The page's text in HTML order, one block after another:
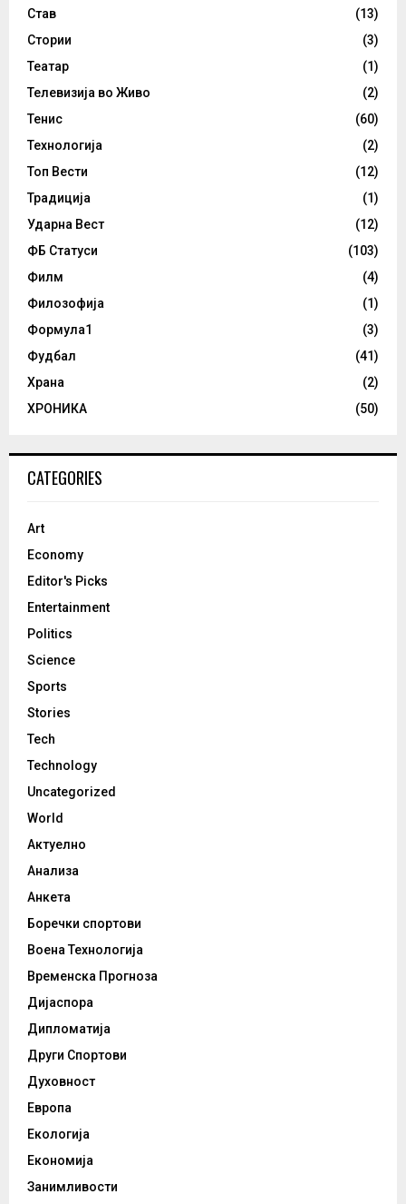
Став
(13)
Стории
(3)
Театар
(1)
Телевизија во Живо
(2)
Тенис
(60)
Технологија
(2)
Топ Вести
(12)
Традиција
(1)
Ударна Вест
(12)
ФБ Статуси
(103)
Филм
(4)
Филозофија
(1)
Формула1
(3)
Фудбал
(41)
Храна
(2)
ХРОНИКА
(50)
CATEGORIES
Art
Economy
Editor's Picks
Entertainment
Politics
Science
Sports
Stories
Tech
Technology
Uncategorized
World
Актуелно
Анализа
Анкета
Боречки спортови
Воена Технологија
Временска Прогноза
Дијаспора
Дипломатија
Други Спортови
Духовност
Европа
Екологија
Економија
Занимливости